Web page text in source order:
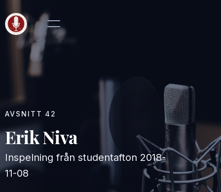
AVSNITT 42
Erik Niva
Inspelning från studentafton 2018-
11-08